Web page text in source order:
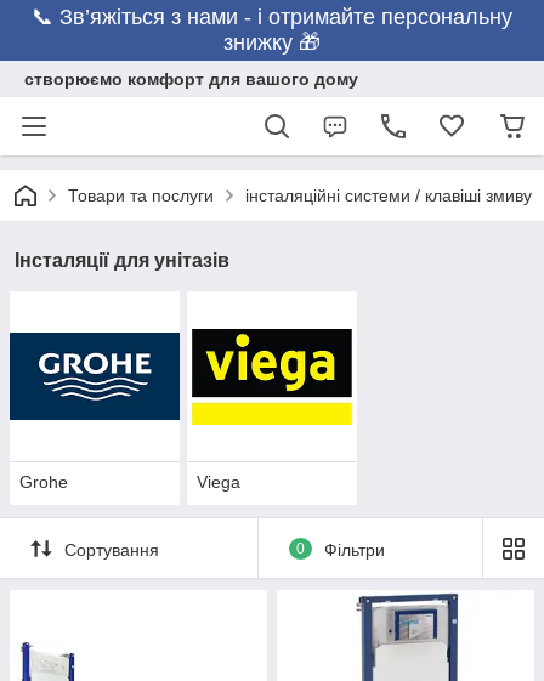
📞 Зв’яжіться з нами - і отримайте персональну
знижку 🎁
створюємо комфорт для вашого дому
Товари та послуги інсталяційні системи / клавіші змиву
Інсталяції для унітазів
Grohe Viega
Сортування 0 Фільтри